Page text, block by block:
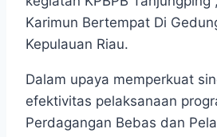
Karimun Bertempat Di
Kepulauan Riau.
Dalam upaya memperkuat
efektivitas pelaksanaan
Perdagangan Bebas dan